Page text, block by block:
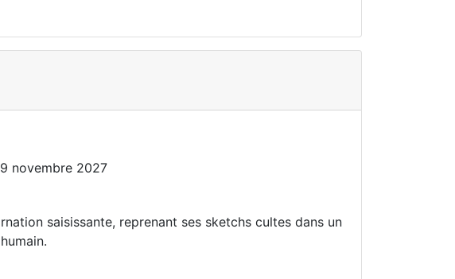
novembre 2027
saisissante, reprenant ses sketchs cultes dans un